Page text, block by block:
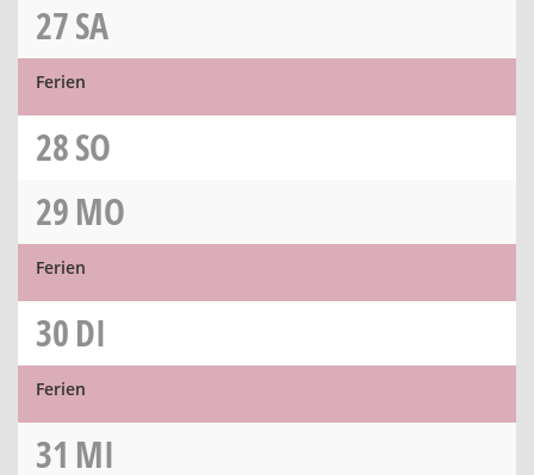
27SA
Ferien
28SO
29MO
Ferien
30DI
Ferien
31 MI